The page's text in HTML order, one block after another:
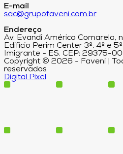
E-mail
sac@grupofaveni.com.br
Endereço
Av. Evandi Américo Comarela,
Edifício Perim Center 3º, 4º e
Imigrante - ES. CEP: 29375-
Copyright © 2026 - Faveni |
reservados
Digital Pixel